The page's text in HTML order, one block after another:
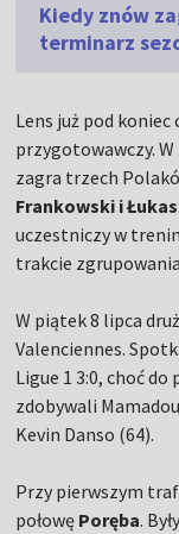
Kiedy znów
terminarz
Lens już pod koniec
przygotowawczy.
zagra trzech
Frankowski i
uczestniczy w
trakcie
W piątek 8 lipca
Valenciennes.
Ligue 1 3:0, choć
zdobywali
Kevin Danso (64).
Przy pierwszym
połowę Poręba.